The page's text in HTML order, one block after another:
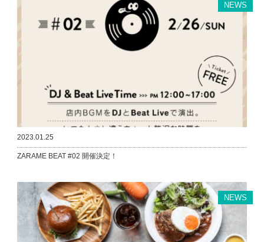
NEWS
2023.01.25
ZARAME BEAT #02 開催決定！
NEWS